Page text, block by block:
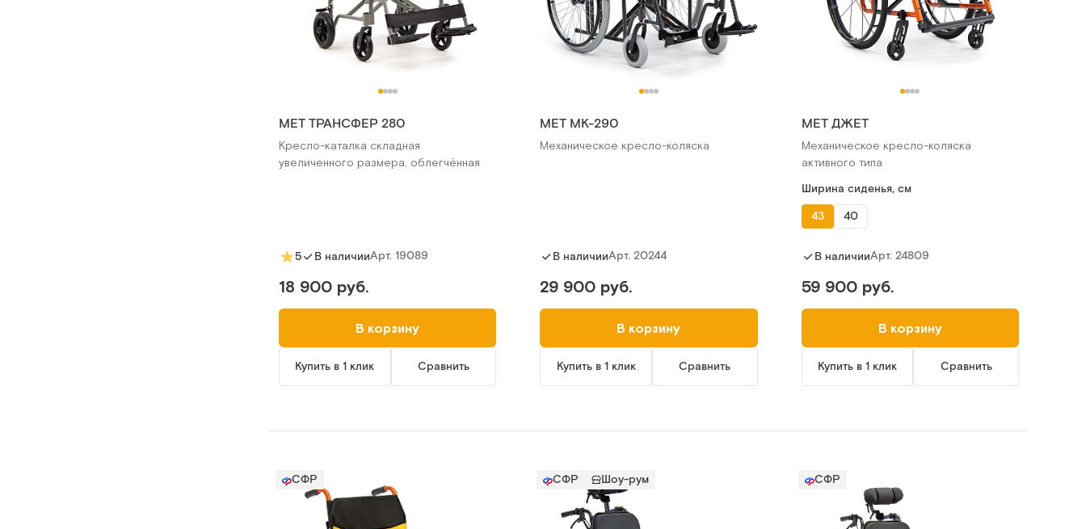
МЕТ ТРАНСФЕР 280
Кресло-каталка складная
увеличенного размера, облегчённая
5 В наличииАрт. 19089
18 900 руб.
В корзину
Купить в 1 клик Сравнить
МЕТ МК-290
Механическое кресло-коляска
В наличииАрт.20244
29 900 руб.
В корзину
Купить в 1 клик Сравнить
МЕТ ДЖЕТ
Механическое кресло-коляска
активного типа
Ширина сиденья, см
43
40
В наличииАрт. 24809
59 900 руб.
В корзину
Купить в 1 клик Сравнить
СФР СФР Шоу-рум СФР